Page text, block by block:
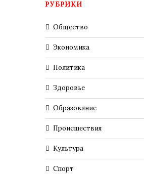
РУБРИКИ
Общество
Экономика
Политика
Здоровье
Образование
Происшествия
Культура
Спорт